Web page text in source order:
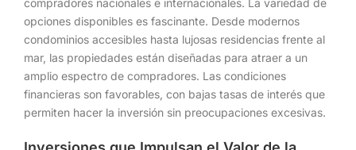
compradores nacionales e internacionales. La variedad de
opciones disponibles es fascinante. Desde modernos
condominios accesibles hasta lujosas residencias frente al
mar, las propiedades están diseñadas para atraer a un
amplio espectro de compradores. Las condiciones
financieras son favorables, con bajas tasas de interés que
permiten hacer la inversión sin preocupaciones excesivas.